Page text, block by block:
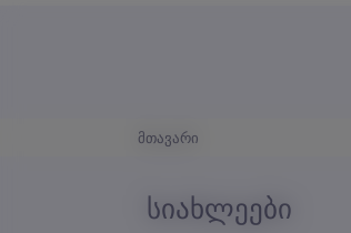
მთავარი
სიახლეები